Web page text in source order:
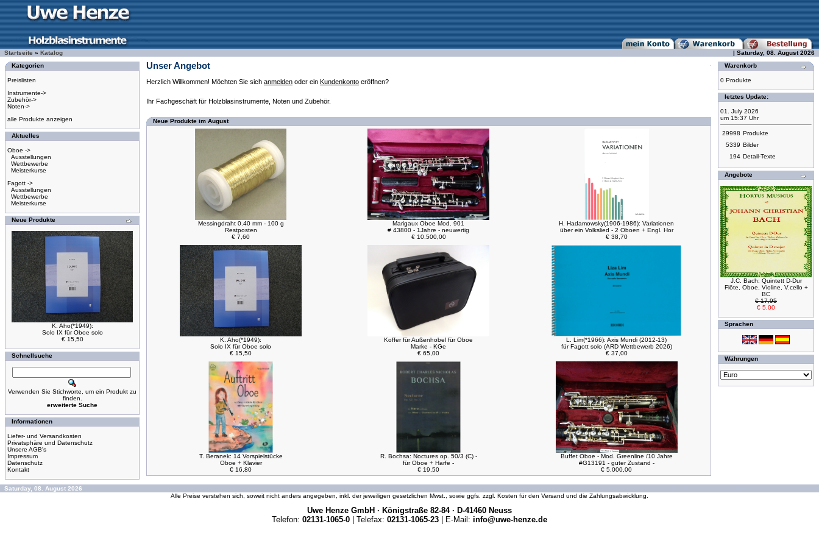
Startseite » Katalog
| Saturday, 08. August 2026
Kategorien
Preislisten
Instrumente->
Zubehör->
Noten->
alle Produkte anzeigen
Aktuelles
Oboe ->
Ausstellungen
Wettbewerbe
Meisterkurse
Fagott ->
Ausstellungen
Wettbewerbe
Meisterkurse
Neue Produkte
K. Aho(*1949):
Solo IX für Oboe solo
€ 15,50
Schnellsuche
Verwenden Sie Stichworte, um ein Produkt zu
finden.
erweiterte Suche
Informationen
Liefer- und Versandkosten
Privatsphäre und Datenschutz
Unsere AGB's
Impressum
Datenschutz
Kontakt
Unser Angebot
Herzlich Willkommen! Möchten Sie sich anmelden oder ein Kundenkonto eröffnen?
Ihr Fachgeschäft für Holzblasinstrumente, Noten und Zubehör.
Neue Produkte im August
Messingdraht 0.40 mm - 100 g
Restposten
€ 7,60
Marigaux Oboe Mod. 901
# 43800 - 1Jahre - neuwertig
€ 10.500,00
H. Hadamowsky(1906-1986): Variationen
über ein Volkslied - 2 Oboen + Engl. Hor
€ 38,70
K. Aho(*1949):
Solo IX für Oboe solo
€ 15,50
Koffer für Außenhobel für Oboe
Marke - KGe
€ 65,00
L. Lim(*1966): Axis Mundi (2012-13)
für Fagott solo (ARD Wettbewerb 2026)
€ 37,00
T. Beranek: 14 Vorspielstücke
Oboe + Klavier
€ 16,80
R. Bochsa: Noctures op. 50/3 (C) -
für Oboe + Harfe -
€ 19,50
Buffet Oboe - Mod. Greenline /10 Jahre
#G13191 - guter Zustand -
€ 5.000,00
Warenkorb
0 Produkte
letztes Update:
01. July 2026
um 15:37 Uhr
29998 Produkte
5339 Bilder
194 Detail-Texte
Angebote
J.C. Bach: Quintett D-Dur
Flöte, Oboe, Violine, V.cello +
BC
€ 17,95
€ 5,00
Sprachen
Währungen
Saturday, 08. August 2026
Alle Preise verstehen sich, soweit nicht anders angegeben, inkl. der jeweiligen gesetzlichen Mwst., sowie ggfs. zzgl. Kosten für den Versand und die Zahlungsabwicklung.
Uwe Henze GmbH · Königstraße 82-84 · D-41460 Neuss
Telefon: 02131-1065-0 | Telefax: 02131-1065-23 | E-Mail: info@uwe-henze.de